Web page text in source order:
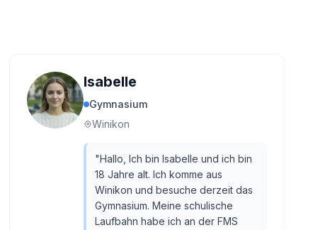
Isabelle
Gymnasium
Winikon
"Hallo, Ich bin Isabelle und ich bin
18 Jahre alt. Ich komme aus
Winikon und besuche derzeit das
Gymnasium. Meine schulische
Laufbahn habe ich an der FMS